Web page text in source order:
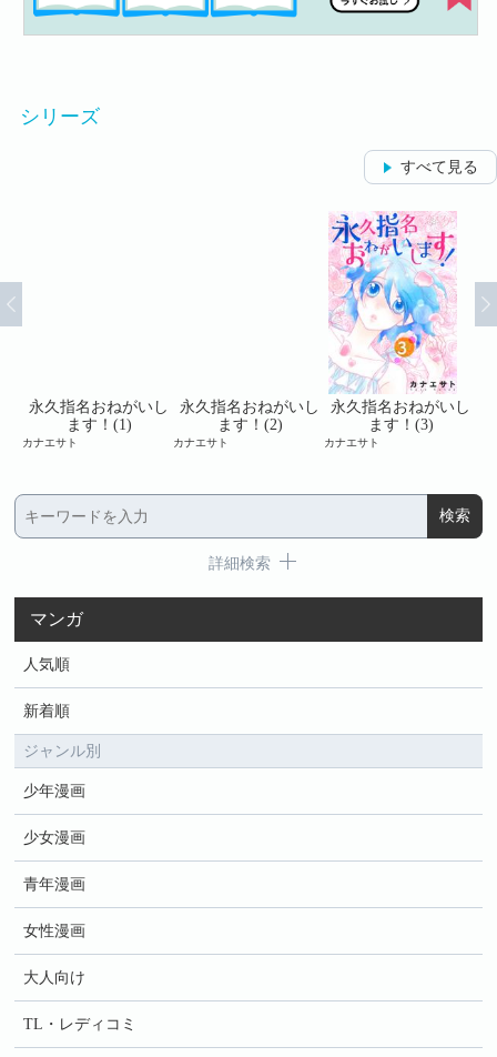
シリーズ
すべて見る
永久指名おねがいし
ます！(1)
カナエサト
永久指名おねがいし
ます！(2)
カナエサト
永久指名おねがいし
ます！(3)
カナエサト
詳細検索
マンガ
人気順
新着順
ジャンル別
少年漫画
少女漫画
青年漫画
女性漫画
大人向け
TL・レディコミ